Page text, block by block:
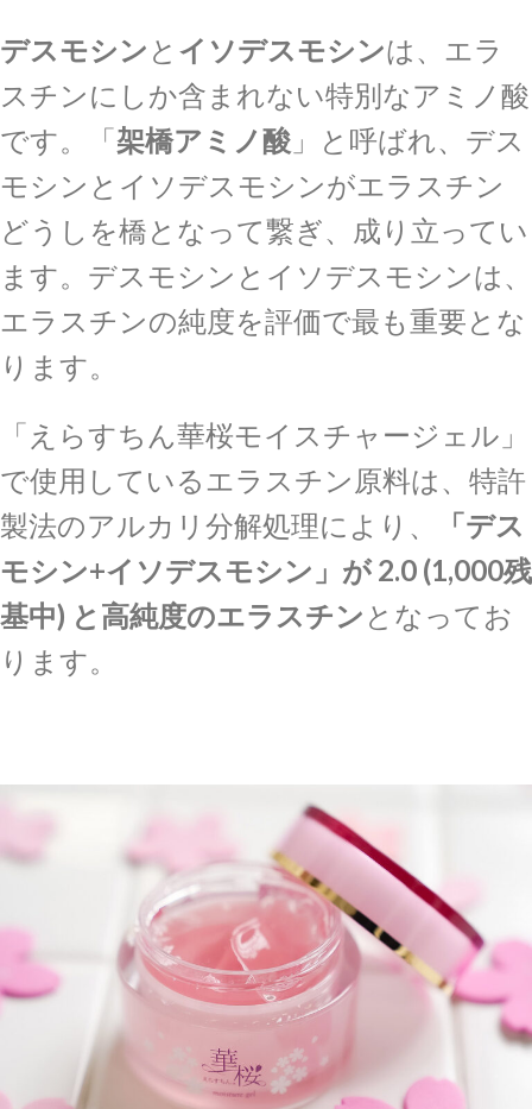
デスモシン と イソデスモシンは、エラ
スチンにしか含まれない特別なアミノ酸
です。「架橋アミノ酸 」と呼ばれ、デス
モシンとイソデスモシンがエラスチン
どうしを橋となって繋ぎ、成り立ってい
ます。デスモシンとイソデスモシンは、
エラスチンの純度を評価で最も重要とな
ります。
「えらすちん華桜モイスチャージェル」
で使用しているエラスチン原料は、特許
製法のアルカリ分解処理により、
「デス
モシン+イソデスモシン」が 2.0 (1,000残
基中) と高純度のエラスチン となってお
ります。